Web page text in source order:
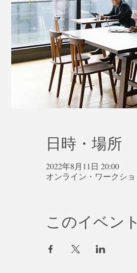
日時・場所
2022年8月11日 20:00
オンライン・ワークシ
このイベン